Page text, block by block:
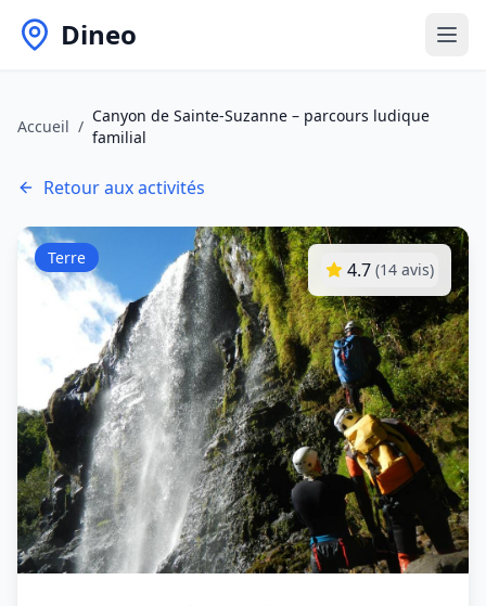
Dineo
Accueil /
Canyon de Sainte-Suzanne – parcours ludique
familial
Retour aux activités
Terre
4.7 (14 avis)